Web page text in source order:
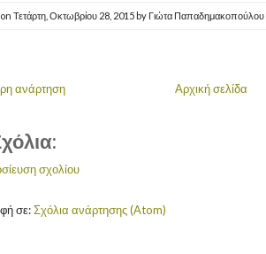
Τετάρτη, Οκτωβρίου 28, 2015 by Γιώτα Παπαδημακοπούλου
ανάρτηση Αρχική σελίδα
σχολίου
σε:Σχόλια ανάρτησης (Atom)